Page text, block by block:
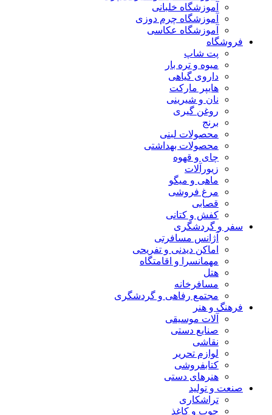
آموزشگاه خلبانی
آموزشگاه چرم دوزی
آموزشگاه عکاسی
فروشگاه
پت شاپ
میوه و تره بار
داروی گیاهی
هایپر مارکت
نان و شیرینی
روغن گیری
برنج
محصولات لبنی
محصولات بهداشتی
چای و قهوه
زیورآلات
ماهی و میگو
مرغ فروشی
قصابی
کفش و کتانی
سفر و گردشگری
آژانس مسافرتی
اماکن دیدنی و تفریحی
مهمانسرا و اقامتگاه
هتل
مسافرخانه
مجتمع رفاهی و گردشگری
فرهنگ و هنر
آلات موسیقی
صنایع دستی
نقاشی
لوازم تحریر
کتابفروشی
هنرهای دستی
صنعت و تولید
تراشکاری
چوب و کاغذ